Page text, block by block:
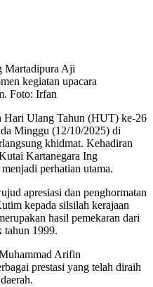
Martadipura Aji
kegiatan upacara
Foto: Irfan
Hari Ulang Tahun (HUT) ke-26
Minggu (12/10/2025) di
khidmat. Kehadiran
Kartanegara Ing
perhatian utama.
apresiasi dan penghormatan
kepada silsilah kerajaan
hasil pemekaran dari
tahun 1999.
Arifin
prestasi yang telah diraih